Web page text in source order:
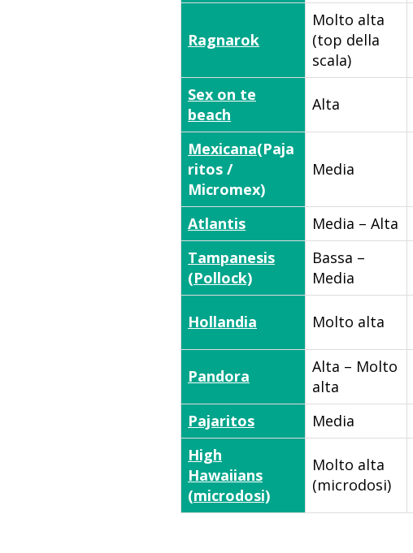
Ragnarok
Molto alta
(top della
scala)
Sex on te
beach
Alta
Mexicana(Paja
ritos /
Micromex)
Media
Atlantis Media – Alta
Tampanesis
(Pollock)
Bassa –
Media
Hollandia Molto alta
Pandora
Alta – Molto
alta
Pajaritos Media
High
Hawaiians
(microdosi)
Molto alta
(microdosi)